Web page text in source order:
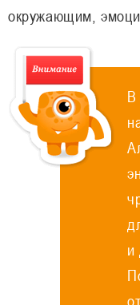
окружающим,
В
и